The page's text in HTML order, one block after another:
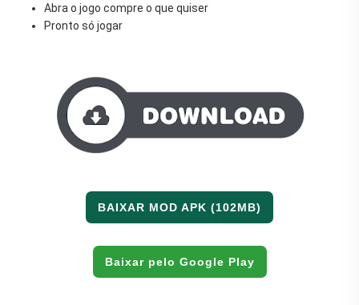
Abra o jogo compre o que quiser
Pronto só jogar
BAIXAR MOD APK (102MB)
Baixar pelo Google Play